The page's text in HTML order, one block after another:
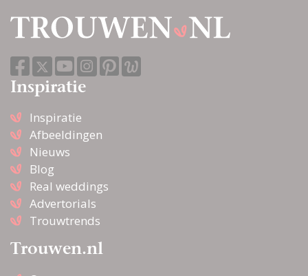
Inspiratie
Inspiratie
Afbeeldingen
Nieuws
Blog
Real weddings
Advertorials
Trouwtrends
Trouwen.nl